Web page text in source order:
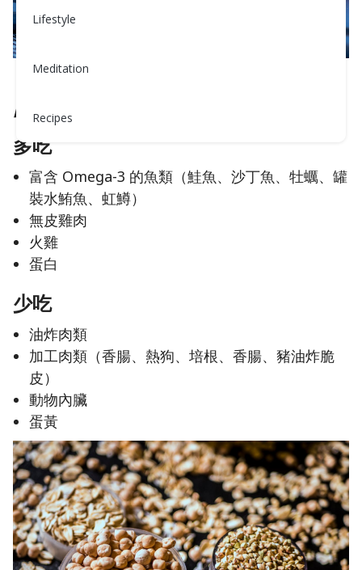
Lifestyle
Meditation
Recipes
肉類
多吃
富含 Omega-3 的魚類（鮭魚、沙丁魚、牡蠣、罐
裝水鮪魚、虹鱒）
無皮雞肉
火雞
蛋白
少吃
油炸肉類
加工肉類（香腸、熱狗、培根、香腸、豬油炸脆
皮）
動物內臟
蛋黃